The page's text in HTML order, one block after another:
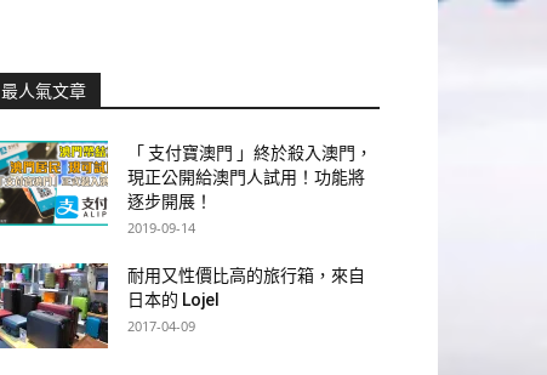
最人氣文章
「 支付寶澳門 」終於殺入澳門，
現正公開給澳門人試用！功能將
逐步開展！
2019-09-14
耐用又性價比高的旅行箱，來自
日本的 Lojel
2017-04-09